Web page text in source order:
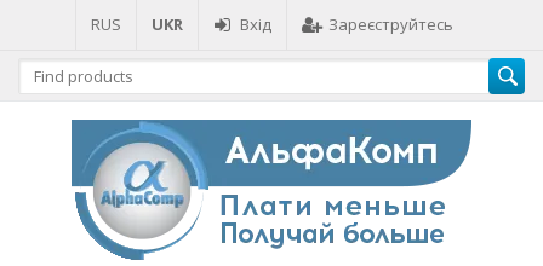
RUS UKR Вхід Зареєструйтесь